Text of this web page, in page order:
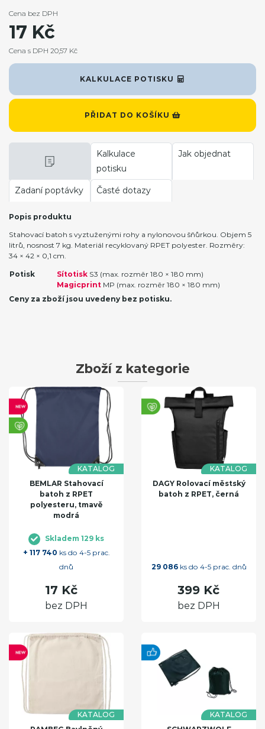
KALKULACE POTISKU
PŘIDAT DO KOŠÍKU
Cena bez DPH
17 Kč
Cena s DPH 20,57 Kč
Kalkulace
potisku
Jak objednat
Zadaní poptávky Časté dotazy
Popis produktu
Stahovací batoh s vyztuženými rohy a nylonovou šňůrkou. Objem 5
litrů, nosnost 7 kg. Materiál recyklovaný RPET polyester. Rozměry:
34 × 42 × 0,1 cm.
Potisk Sítotisk S3 (max. rozměr 180 × 180 mm)
Magicprint MP (max. rozměr 180 × 180 mm)
Ceny za zboží jsou uvedeny bez potisku.
Zboží z kategorie
KATALOG
BEMLAR Stahovací
batoh z RPET
polyesteru, tmavě
modrá
Skladem 129 ks
+ 117 740 ks do 4-5 prac.
dnů
17 Kč
bez DPH
KATALOG
DAGY Rolovací městský
batoh z RPET, černá
29 086ks do 4-5 prac. dnů
399 Kč
bez DPH
KATALOG
KATALOG